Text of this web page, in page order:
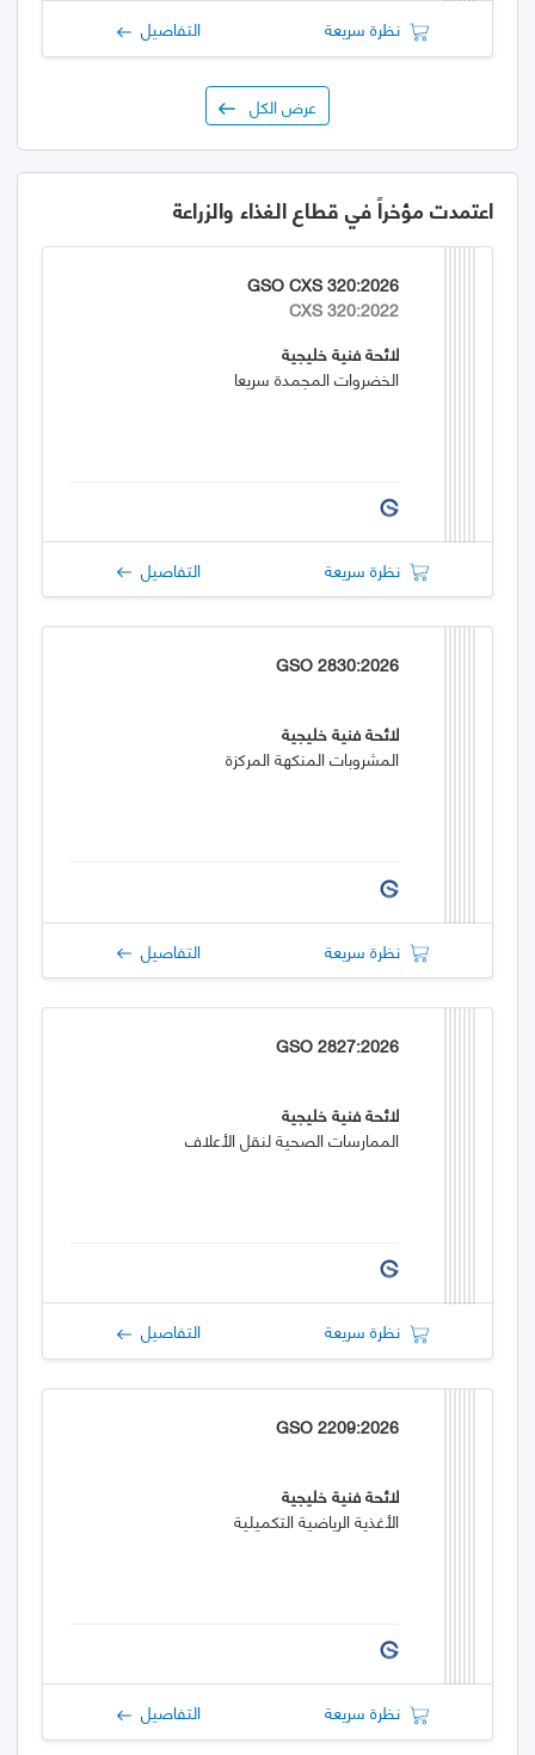
نظرة سريعة التفاصيل
عرض الكل
اعتمدت مؤخراً في قطاع الغذاء والزراعة
GSO CXS 320:2026
CXS 320:2022
لائحة فنية خليجية
الخضروات المجمدة سريعا
نظرة سريعة التفاصيل
GSO 2830:2026
لائحة فنية خليجية
المشروبات المنكهة المركزة
نظرة سريعة التفاصيل
GSO 2827:2026
لائحة فنية خليجية
الممارسات الصحية لنقل الأعلاف
نظرة سريعة التفاصيل
GSO 2209:2026
لائحة فنية خليجية
الأغذية الرياضية التكميلية
نظرة سريعة التفاصيل